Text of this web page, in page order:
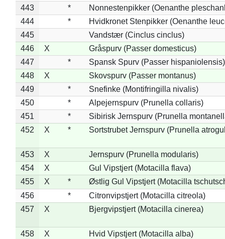
443
*
Nonnestenpikker (Oenanthe
444
*
Hvidkronet Stenpikker (Oenanthe
445
Vandstær (Cinclus cinclus)
446
X
Gråspurv (Passer domesticus)
447
*
Spansk Spurv (Passer hispaniolensis)
448
X
Skovspurv (Passer montanus)
449
*
Snefinke (Montifringilla nivalis)
450
*
Alpejernspurv (Prunella collaris)
451
*
Sibirisk Jernspurv (Prunella
452
X * Sortstrubet Jernspurv (Prunella
453 X
Jernspurv (Prunella modularis)
454
X
Gul Vipstjert (Motacilla flava)
455
X *
Østlig Gul Vipstjert (Motacilla
456
*
Citronvipstjert (Motacilla citreola)
457
X Bjergvipstjert (Motacilla cinerea)
458 X
Hvid Vipstjert (Motacilla alba)